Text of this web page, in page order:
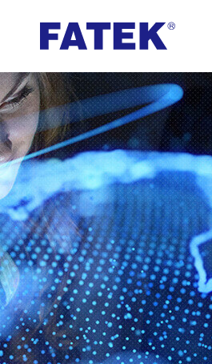
台
湾
FATEK
永
宏
PLC-
厦